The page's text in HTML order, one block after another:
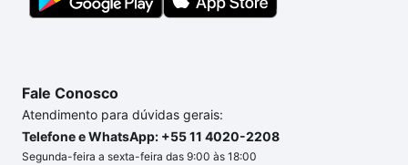
Fale Conosco
Atendimento para dúvidas gerais:
Telefone e WhatsApp: +55 11 4020-2208
Segunda-feira a sexta-feira das 9:00 às 18:00